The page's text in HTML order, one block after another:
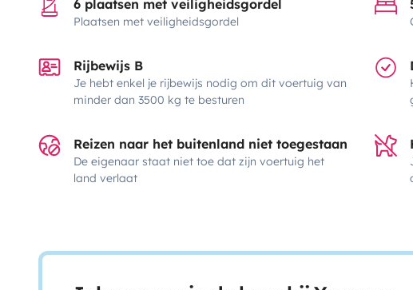
6 plaatsen met veiligheidsgordel
Plaatsen met veiligheidsgordel
Rijbewijs B
Je hebt enkel je rijbewijs nodig om dit voertuig van
minder dan 3500 kg te besturen
Reizen naar het buitenland niet toegestaan
De eigenaar staat niet toe dat zijn voertuig het
land verlaat